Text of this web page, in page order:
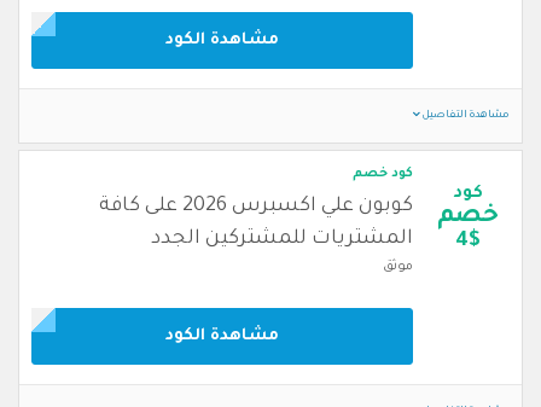
مشاهدة الكود
مشاهدة التفاصيل
كود
خصم
4$
كود خصم
كوبون علي اكسبرس 2026 على كافة
المشتريات للمشتركين الجدد
موثق
مشاهدة الكود